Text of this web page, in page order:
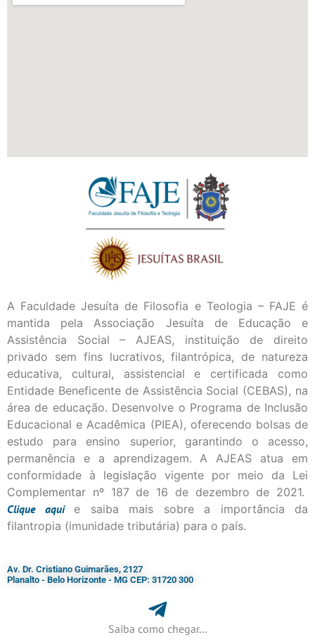
A Faculdade Jesuíta de Filosofia e Teologia – FAJE é
mantida pela Associação Jesuíta de Educação e
Assistência Social – AJEAS, instituição de direito
privado sem fins lucrativos, filantrópica, de natureza
educativa, cultural, assistencial e certificada como
Entidade Beneficente de Assistência Social (CEBAS), na
área de educação. Desenvolve o Programa de Inclusão
Educacional e Acadêmica (PIEA), oferecendo bolsas de
estudo para ensino superior, garantindo o acesso,
permanência e a aprendizagem. A AJEAS atua em
conformidade à legislação vigente por meio da Lei
Complementar nº 187 de 16 de dezembro de 2021.
Cliqueaqui
e saiba mais sobre a importância da
filantropia (imunidade tributária) para o país.
Av. Dr. Cristiano Guimarães, 2127
Planalto - Belo Horizonte - MG CEP: 31720 300
Saiba como chegar...